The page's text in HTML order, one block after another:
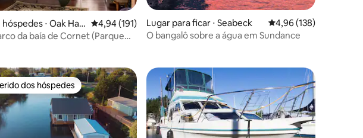
média de 5, 64 avaliações
hóspedes ⋅ Oak Har
4,94 de uma avaliação média de 5, 191 avaliações
4,94 (191)
da baía de Cornet (Parque
Lugar para ficar ⋅ Seabeck 4,96 de uma avaliação
4,96 (138)
O bangalô sobre a água em Sundance
melhores preferidos dos hóspedes
dos hóspedes